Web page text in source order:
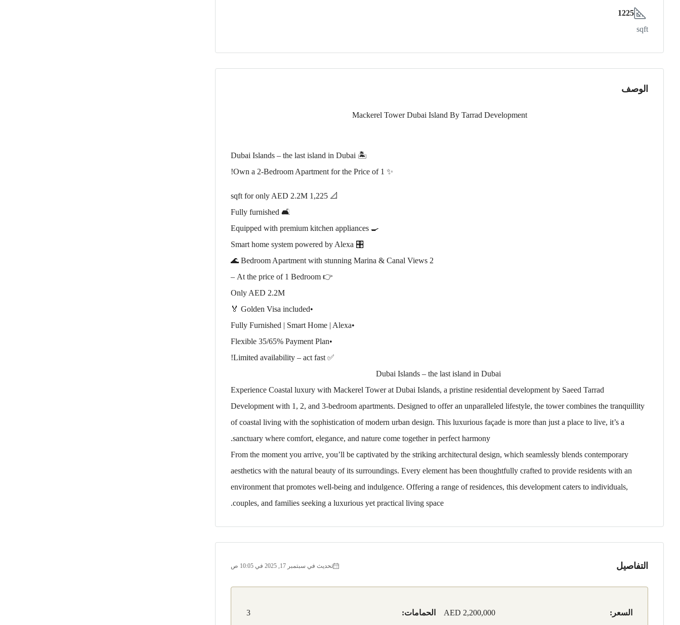
1225
sqft
الوصف
Mackerel Tower Dubai Island By Tarrad Development
🏝 Dubai Islands – the last island in Dubai
✨ Own a 2-Bedroom Apartment for the Price of 1!
📐 1,225 sqft for only AED 2.2M
🛋 Fully furnished
🍳 Equipped with premium kitchen appliances
🎛 Smart home system powered by Alexa
2 Bedroom Apartment with stunning Marina & Canal Views 🌊
👉 At the price of 1 Bedroom –
Only AED 2.2M
•Golden Visa included 🏅
•Fully Furnished | Smart Home | Alexa
•Flexible 35/65% Payment Plan
✅ Limited availability – act fast!
Experience Coastal luxury with Mackerel Tower at Dubai Islands, a pristine residential development by Saeed Tarrad
Development with 1, 2, and 3-bedroom apartments. Designed to offer an unparalleled lifestyle, the tower combines the tranquillity
of coastal living with the sophistication of modern urban design. This luxurious façade is more than just a place to live, it’s a
sanctuary where comfort, elegance, and nature come together in perfect harmony.
From the moment you arrive, you’ll be captivated by the striking architectural design, which seamlessly blends contemporary
aesthetics with the natural beauty of its surroundings. Every element has been thoughtfully crafted to provide residents with an
environment that promotes well-being and indulgence. Offering a range of residences, this development caters to individuals,
couples, and families seeking a luxurious yet practical living space.
التفاصيل تحديث في سبتمبر 17, 2025 في 10:05 ص
السعر: AED 2,200,000 الحمامات: 3